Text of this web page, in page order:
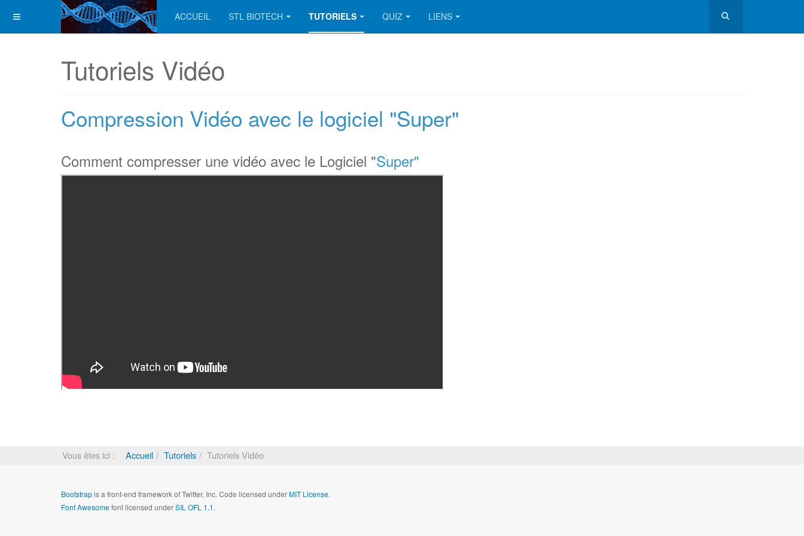
ACCUEIL STL BIOTECH TUTORIELS QUIZ LIENS
Tutoriels Vidéo
Compression Vidéo avec le logiciel "Super"
Comment compresser une vidéo avec le Logiciel "Super"
Vous êtes ici : Accueil Tutoriels Tutoriels Vidéo
Bootstrapis a front-end framework of Twitter, Inc. Code licensed underMIT License.
Font Awesomefont licensed underSIL OFL 1.1.